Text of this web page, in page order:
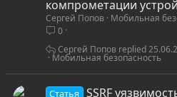
компрометации
Сергей Попов Мобильная
0
Мобильная безопасность
Сергей Попов
Статья
SSRF